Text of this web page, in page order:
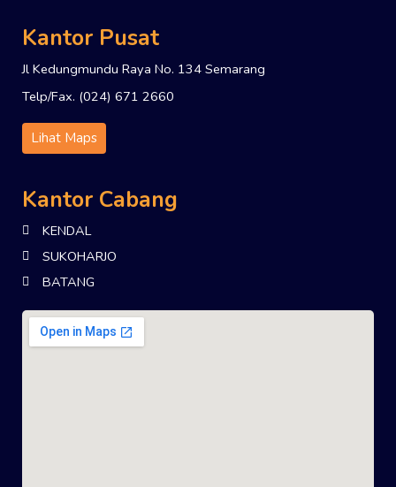
Kantor Pusat
Jl Kedungmundu Raya No. 134 Semarang
Telp/Fax. (024) 671 2660
Lihat Maps
Kantor Cabang
KENDAL
SUKOHARJO
BATANG